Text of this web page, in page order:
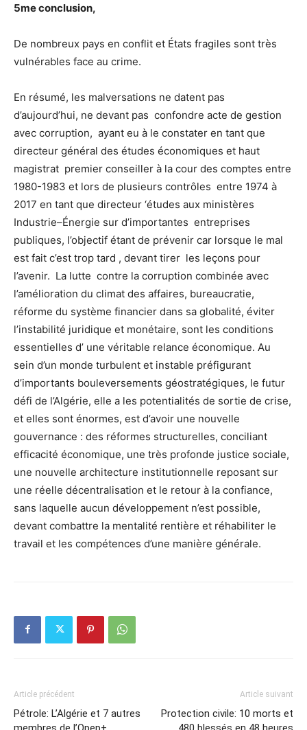
5me conclusion,
De nombreux pays en conflit et États fragiles sont très
vulnérables face au crime.
En résumé, les malversations ne datent pas
d’aujourd’hui, ne devant pas confondre acte de gestion
avec corruption, ayant eu à le constater en tant que
directeur général des études économiques et haut
magistrat premier conseiller à la cour des comptes entre
1980-1983 et lors de plusieurs contrôles entre 1974 à
2017 en tant que directeur ‘études aux ministères
Industrie–Énergie sur d’importantes entreprises
publiques, l’objectif étant de prévenir car lorsque le mal
est fait c’est trop tard , devant tirer les leçons pour
l’avenir. La lutte contre la corruption combinée avec
l’amélioration du climat des affaires, bureaucratie,
réforme du système financier dans sa globalité, éviter
l’instabilité juridique et monétaire, sont les conditions
essentielles d’ une véritable relance économique. Au
sein d’un monde turbulent et instable préfigurant
d’importants bouleversements géostratégiques, le futur
défi de l’Algérie, elle a les potentialités de sortie de crise,
et elles sont énormes, est d’avoir une nouvelle
gouvernance : des réformes structurelles, conciliant
efficacité économique, une très profonde justice sociale,
une nouvelle architecture institutionnelle reposant sur
une réelle décentralisation et le retour à la confiance,
sans laquelle aucun développement n’est possible,
devant combattre la mentalité rentière et réhabiliter le
travail et les compétences d’une manière générale.
Article précédent
Pétrole: L’Algérie et 7 autres
Article suivant
Protection civile: 10 morts et